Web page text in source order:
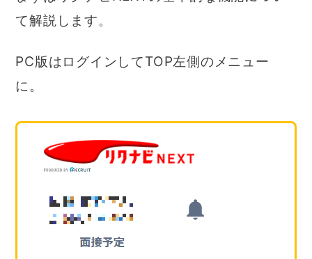
て解説します。
PC版はログインしてTOP左側のメニュー
に。